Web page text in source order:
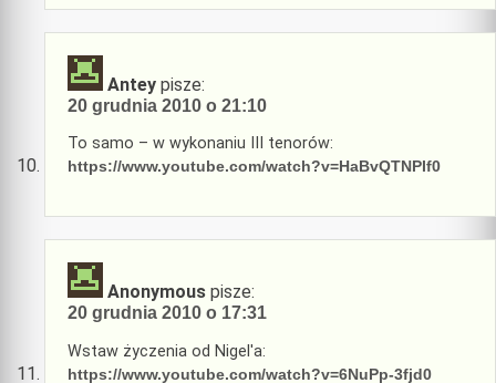
Antey pisze:
20 grudnia 2010 o 21:10
To samo – w wykonaniu III tenorów:
https://www.youtube.com/watch?v=HaBvQTNPIf0
Anonymous pisze:
20 grudnia 2010 o 17:31
Wstaw życzenia od Nigel'a:
https://www.youtube.com/watch?v=6NuPp-3fjd0